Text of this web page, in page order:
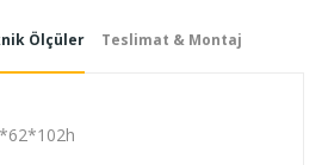
Ölçüler Teslimat & Montaj